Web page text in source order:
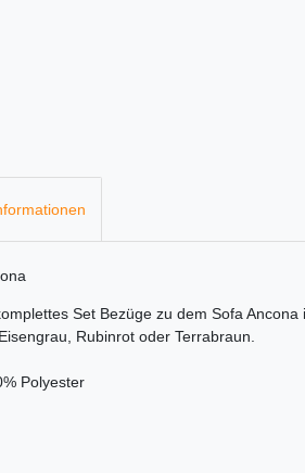
Set Bezüge zu dem Sofa
Rubinrot oder Terrabraun.
Polyester